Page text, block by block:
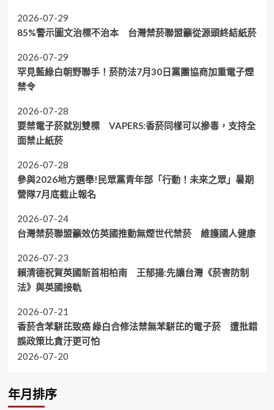
2026-07-29
85%警示圖文治標不治本 台灣禁菸聯盟籲從源頭終結紙菸
2026-07-29
罕見藍綠白朝野聯手！菸防法7月30日黨團協商加重電子煙
禁令
2026-07-28
要禁電子菸就別雙標 VAPERS:香菸同樣可以摻毒，支持全
面禁止紙菸
2026-07-28
參與2026地方選舉!民眾黨青年部「行動！未來之眾」暑期
營隊7月底截止報名
2026-07-24
台灣禁菸聯盟籲效仿英國推動無煙世代禁菸 維護國人健康
2026-07-23
賴清德祝賀英國新首相柏南 王郁揚:先讓台灣《菸害防制
法》與英國接軌
2026-07-21
香菸含苯駢芘致癌 綠白合修法禁無苯駢芘的電子菸 遭批錯
誤政策比貪汙更可怕
2026-07-20
年月排序